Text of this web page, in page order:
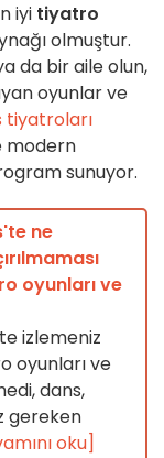
iyi tiyatro
olmuştur.
da bir aile olun,
oyunlar ve
tiyatroları
modern
sunuyor.
ne
oyunları ve
izlemeniz
oyunları ve
dans,
gereken
oku]